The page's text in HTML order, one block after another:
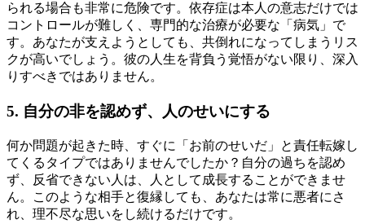
られる場合も非常に危険です。依存症は本人の意志だけでは
コントロールが難しく、専門的な治療が必要な「病気」で
す。あなたが支えようとしても、共倒れになってしまうリス
クが高いでしょう。彼の人生を背負う覚悟がない限り、深入
りすべきではありません。
5. 自分の非を認めず、人のせいにする
何か問題が起きた時、すぐに「お前のせいだ」と責任転嫁し
てくるタイプではありませんでしたか？自分の過ちを認め
ず、反省できない人は、人として成長することができませ
ん。このような相手と復縁しても、あなたは常に悪者にさ
れ、理不尽な思いをし続けるだけです。